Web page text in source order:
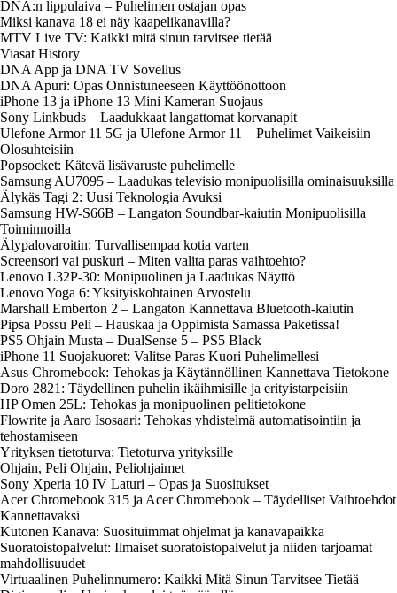
DNA:n lippulaiva – Puhelimen ostajan opas
Miksi kanava 18 ei näy kaapelikanavilla?
MTV Live TV: Kaikki mitä sinun tarvitsee tietää
Viasat History
DNA App ja DNA TV Sovellus
DNA Apuri: Opas Onnistuneeseen Käyttöönottoon
iPhone 13 ja iPhone 13 Mini Kameran Suojaus
Sony Linkbuds – Laadukkaat langattomat korvanapit
Ulefone Armor 11 5G ja Ulefone Armor 11 – Puhelimet Vaikeisiin
Olosuhteisiin
Popsocket: Kätevä lisävaruste puhelimelle
Samsung AU7095 – Laadukas televisio monipuolisilla ominaisuuksilla
Älykäs Tagi 2: Uusi Teknologia Avuksi
Samsung HW-S66B – Langaton Soundbar-kaiutin Monipuolisilla
Toiminnoilla
Älypalovaroitin: Turvallisempaa kotia varten
Screensori vai puskuri – Miten valita paras vaihtoehto?
Lenovo L32P-30: Monipuolinen ja Laadukas Näyttö
Lenovo Yoga 6: Yksityiskohtainen Arvostelu
Marshall Emberton 2 – Langaton Kannettava Bluetooth-kaiutin
Pipsa Possu Peli – Hauskaa ja Oppimista Samassa Paketissa!
PS5 Ohjain Musta – DualSense 5 – PS5 Black
iPhone 11 Suojakuoret: Valitse Paras Kuori Puhelimellesi
Asus Chromebook: Tehokas ja Käytännöllinen Kannettava Tietokone
Doro 2821: Täydellinen puhelin ikäihmisille ja erityistarpeisiin
HP Omen 25L: Tehokas ja monipuolinen pelitietokone
Flowrite ja Aaro Isosaari: Tehokas yhdistelmä automatisointiin ja
tehostamiseen
Yrityksen tietoturva: Tietoturva yrityksille
Ohjain, Peli Ohjain, Peliohjaimet
Sony Xperia 10 IV Laturi – Opas ja Suositukset
Acer Chromebook 315 ja Acer Chromebook – Täydelliset Vaihtoehdot
Kannettavaksi
Kutonen Kanava: Suosituimmat ohjelmat ja kanavapaikka
Suoratoistopalvelut: Ilmaiset suoratoistopalvelut ja niiden tarjoamat
mahdollisuudet
Virtuaalinen Puhelinnumero: Kaikki Mitä Sinun Tarvitsee Tietää